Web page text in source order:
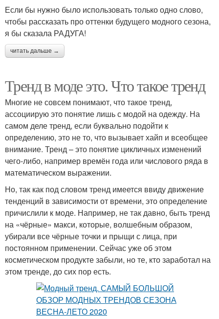
Если бы нужно было использовать только одно слово,
чтобы рассказать про оттенки будущего модного сезона,
я бы сказала РАДУГА!
читать дальше →
Тренд в моде это. Что такое тренд
Многие не совсем понимают, что такое тренд,
ассоциирую это понятие лишь с модой на одежду. На
самом деле тренд, если буквально подойти к
определению, это не то, что вызывает хайп и всеобщее
внимание. Тренд – это понятие цикличных изменений
чего-либо, например времён года или числового ряда в
математическом выражении.
Но, так как под словом тренд имеется ввиду движение
тенденций в зависимости от времени, это определение
причислили к моде. Например, не так давно, быть тренд
на «чёрные» макси, которые, волшебным образом,
убирали все чёрные точки и прыщи с лица, при
постоянном применении. Сейчас уже об этом
косметическом продукте забыли, но те, кто заработал на
этом тренде, до сих пор есть.